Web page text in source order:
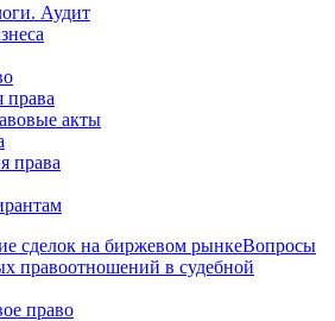
Аудит
права
акты
права
сделок на биржевом рынкеВопросы
правоотношений в судебной
право